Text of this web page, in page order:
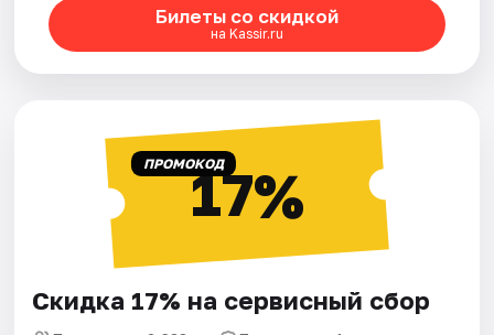
Билеты со скидкой
на Kassir.ru
ПРОМОКОД17%
Скидка 17% на сервисный сбор